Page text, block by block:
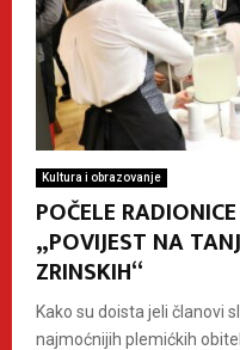
Kultura i obrazovanje
POČELE
„POVIJEST NA
ZRINSKIH“
Kako su doista jeli članovi
najmoćnijih plemićkih